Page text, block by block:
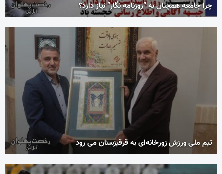
چرا جامعه همچنان به “روزنامه نگار” نیاز دارد؟
تیم ملی ورزش زورخانه‌ای به قرقیزستان می رود